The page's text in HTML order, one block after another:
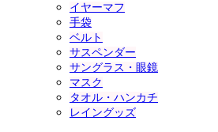
イヤーマフ
手袋
ベルト
サスペンダー
サングラス・眼鏡
マスク
タオル・ハンカチ
レイングッズ